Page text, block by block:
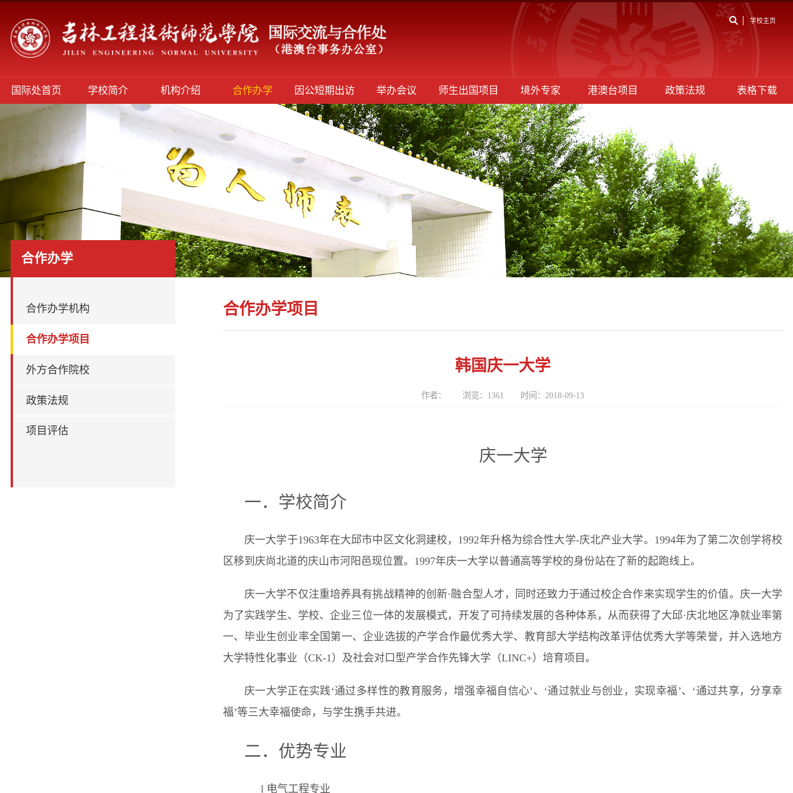
学校主页
国际处首页 学校简介 机构介绍 合作办学 因公短期出访 举办会议 师生出国项目 境外专家 港澳台项目 政策法规 表格下载
合作办学
合作办学机构
合作办学项目
外方合作院校
政策法规
项目评估
合作办学项目
韩国庆一大学
作者： 浏览： 1361 时间：2018-09-13
庆一大学
一．学校简介
庆一大学于1963年在大邱市中区文化洞建校，1992年升格为综合性大学-庆北产业大学。1994年为了第二次创学将校
区移到庆尚北道的庆山市河阳邑现位置。1997年庆一大学以普通高等学校的身份站在了新的起跑线上。
庆一大学不仅注重培养具有挑战精神的创新·融合型人才，同时还致力于通过校企合作来实现学生的价值。庆一大学
为了实践学生、学校、企业三位一体的发展模式，开发了可持续发展的各种体系，从而获得了大邱·庆北地区净就业率第
一、毕业生创业率全国第一、企业选拔的产学合作最优秀大学、教育部大学结构改革评估优秀大学等荣誉，并入选地方
大学特性化事业（CK-1）及社会对口型产学合作先锋大学（LINC+）培育项目。
庆一大学正在实践‘通过多样性的教育服务，增强幸福自信心’、‘通过就业与创业，实现幸福’、‘通过共享，分享幸
福’等三大幸福使命，与学生携手共进。
二．优势专业
l 电气工程专业